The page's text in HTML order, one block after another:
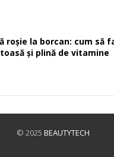
roșie la borcan: cum să
și plină de vitamine
© 2025BEAUTYTECH